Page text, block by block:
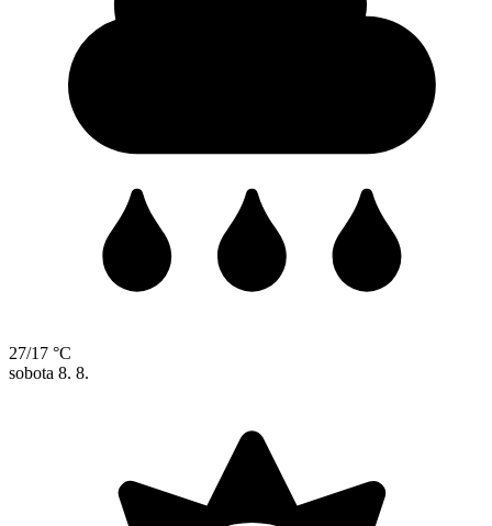
27/17 °C
sobota 8. 8.